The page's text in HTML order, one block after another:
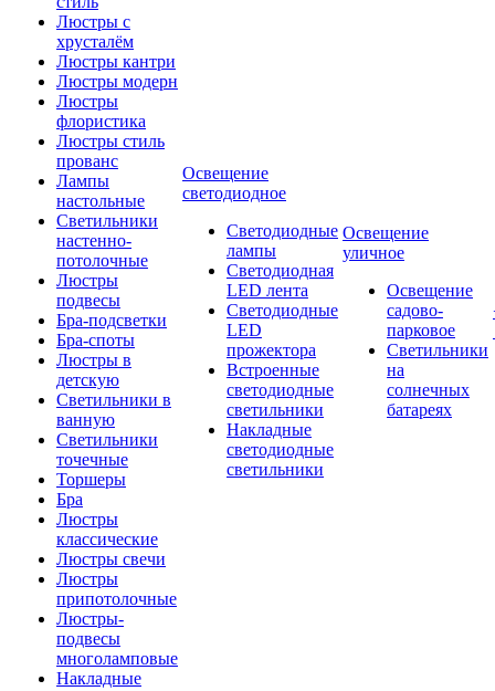
Люстры с
хрусталём
Люстры кантри
Люстры модерн
Люстры
флористика
Люстры стиль
прованс
Лампы
настольные
Светильники
настенно-
потолочные
Люстры
подвесы
Бра-подсветки
Бра-споты
Люстры в
детскую
Светильники в
ванную
Светильники
точечные
Торшеры
Бра
Люстры
классические
Люстры свечи
Люстры
припотолочные
Люстры-
подвесы
многоламповые
Накладные
Освещение
светодиодное
Светодиодные
лампы
Светодиодная
LED лента
Светодиодные
LED
прожектора
Встроенные
светодиодные
светильники
Накладные
светодиодные
светильники
Освещение
уличное
Освещение
садово-
парковое
Светильники
на
солнечных
батареях